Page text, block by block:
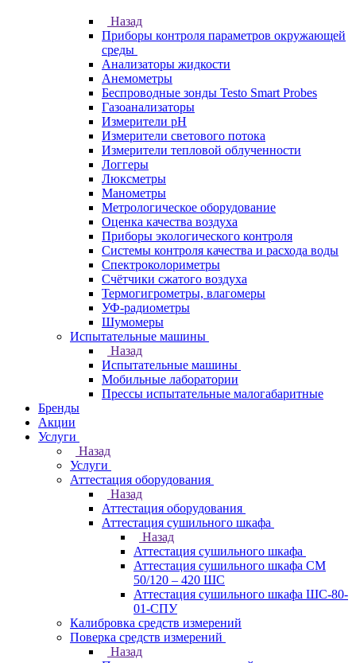
Назад
Приборы контроля параметров окружающей
среды
Анализаторы жидкости
Анемометры
Беспроводные зонды Testo Smart Probes
Газоанализаторы
Измерители pH
Измерители светового потока
Измерители тепловой облученности
Логгеры
Люксметры
Манометры
Метрологическое оборудование
Оценка качества воздуха
Приборы экологического контроля
Системы контроля качества и расхода воды
Спектроколориметры
Счётчики сжатого воздуха
Термогигрометры, влагомеры
УФ-радиометры
Шумомеры
Испытательные машины
Назад
Испытательные машины
Мобильные лаборатории
Прессы испытательные малогабаритные
Бренды
Акции
Услуги
Назад
Услуги
Аттестация оборудования
Назад
Аттестация оборудования
Аттестация сушильного шкафа
Назад
Аттестация сушильного шкафа
Аттестация сушильного шкафа СМ
50/120 – 420 ШС
Аттестация сушильного шкафа ШС-80-
01-СПУ
Калибровка средств измерений
Поверка средств измерений
Назад